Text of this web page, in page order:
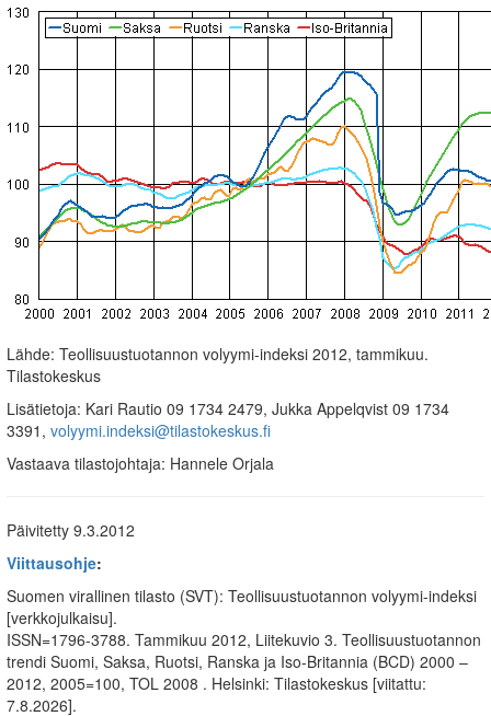
Lähde: Teollisuustuotannon volyymi-indeksi 2012, tammikuu.
Tilastokeskus
Lisätietoja: Kari Rautio 09 1734 2479, Jukka Appelqvist 09 1734
3391, volyymi.indeksi@tilastokeskus.fi
Vastaava tilastojohtaja: Hannele Orjala
Päivitetty 9.3.2012
Viittausohje:
Suomen virallinen tilasto (SVT): Teollisuustuotannon volyymi-indeksi
[verkkojulkaisu].
ISSN=1796-3788. Tammikuu 2012, Liitekuvio 3. Teollisuustuotannon
trendi Suomi, Saksa, Ruotsi, Ranska ja Iso-Britannia (BCD) 2000 –
2012, 2005=100, TOL 2008 . Helsinki: Tilastokeskus [viitattu:
7.8.2026].